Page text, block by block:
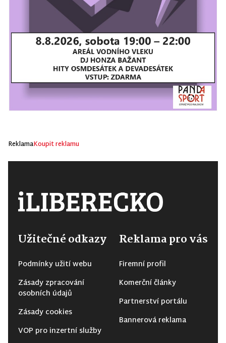
ReklamaKoupit reklamu
Užitečné odkazy
Podmínky užití webu
Zásady zpracování
osobních údajů
Zásady cookies
VOP pro inzertní služby
Reklama pro vás
Firemní profil
Komerční články
Partnerství portálu
Bannerová reklama